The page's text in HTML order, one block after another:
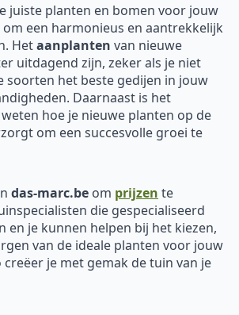
juiste planten en bomen voor jouw
een harmonieus en aantrekkelijk
Hetaanplanten van nieuwe
uitdagend zijn, zeker als je niet
soorten het beste gedijen in jouw
Daarnaast is het
hoe je nieuwe planten op de
om een succesvolle groei te
das-marc.be om prijzen te
die gespecialiseerd
en je kunnen helpen bij het kiezen,
van de ideale planten voor jouw
creëer je met gemak de tuin van je